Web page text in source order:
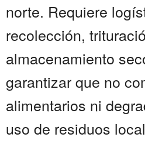
norte. Requiere
recolección,
almacenamiento
garantizar que no
alimentarios ni
uso de residuos